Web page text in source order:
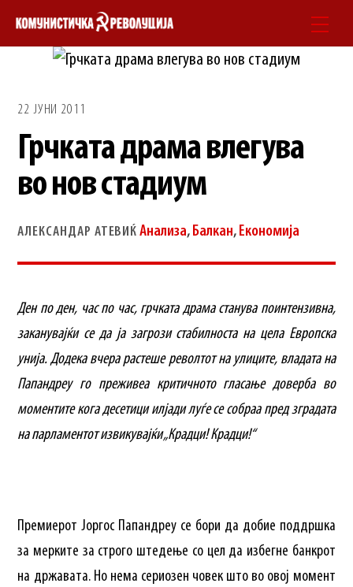
Skip
22 ЈУНИ 2011
Грчката драма влегува
во нов стадиум
АЛЕКСАНДАР АТЕВИЌ Анализа,Балкан,Економија
Ден по ден, час по час, грчката драма станува поинтензивна,
заканувајќи се да ја загрози стабилноста на цела Европска
унија. Додека вчера растеше револтот на улиците, владата на
Папандреу го преживеа критичното гласање доверба во
моментите кога десетици илјади луѓе се собраа пред зградата
на парламентот извикувајќи „Крадци! Крадци!“
Премиерот Јоргос Папандреу се бори да добие поддршка
за мерките за строгo штедење со цел да избегне банкрот
на државата. Но нема сериозен човек што во овој момент